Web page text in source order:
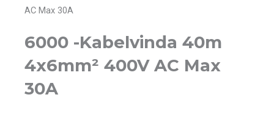
AC Max 30A
6000 -Kabelvinda 40m
4x6mm² 400V AC Max
30A